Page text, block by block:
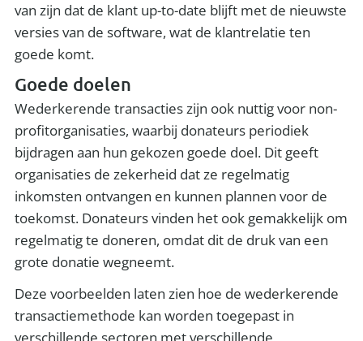
van zijn dat de klant up-to-date blijft met de nieuwste
versies van de software, wat de klantrelatie ten
goede komt.
Goede doelen
Wederkerende transacties zijn ook nuttig voor non-
profitorganisaties, waarbij donateurs periodiek
bijdragen aan hun gekozen goede doel. Dit geeft
organisaties de zekerheid dat ze regelmatig
inkomsten ontvangen en kunnen plannen voor de
toekomst. Donateurs vinden het ook gemakkelijk om
regelmatig te doneren, omdat dit de druk van een
grote donatie wegneemt.
Deze voorbeelden laten zien hoe de wederkerende
transactiemethode kan worden toegepast in